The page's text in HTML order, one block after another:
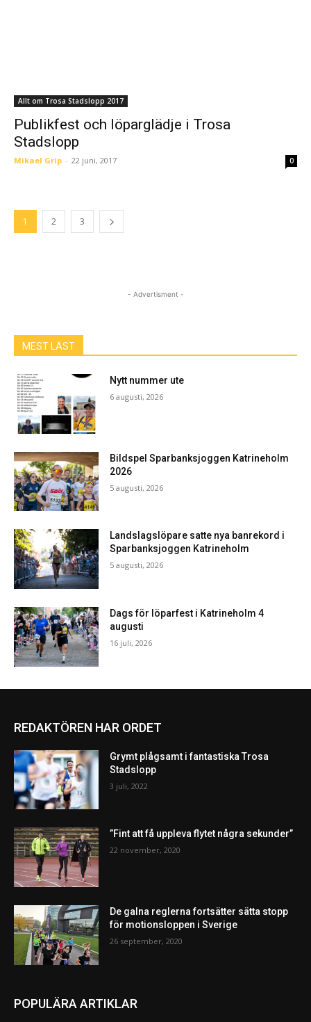
Allt om Trosa Stadslopp 2017
Publikfest och löparglädje i Trosa
Stadslopp
Mikael Grip - 22 juni, 2017 0
1 2 3
- Advertisment -
MEST LÄST
Nytt nummer ute
6 augusti, 2026
Bildspel Sparbanksjoggen Katrineholm
2026
5 augusti, 2026
Landslagslöpare satte nya banrekord i
Sparbanksjoggen Katrineholm
5 augusti, 2026
Dags för löparfest i Katrineholm 4
augusti
16 juli, 2026
REDAKTÖREN HAR ORDET
Grymt plågsamt i fantastiska Trosa
Stadslopp
3 juli, 2022
”Fint att få uppleva flytet några sekunder”
22 november, 2020
De galna reglerna fortsätter sätta stopp
för motionsloppen i Sverige
26 september, 2020
POPULÄRA ARTIKLAR